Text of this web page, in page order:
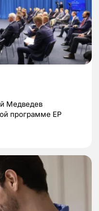
Медведев
программе ЕР